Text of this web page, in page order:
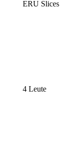
ERU Slices
4 Leute